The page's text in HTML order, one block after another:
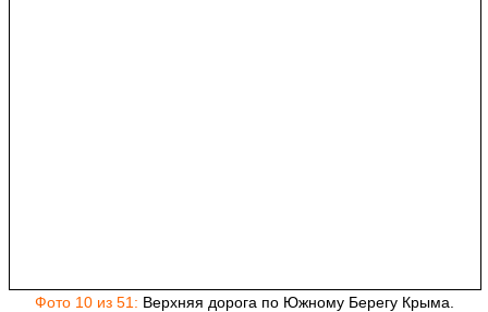
Фото 10 из 51: Верхняя дорога по Южному Берегу Крыма.